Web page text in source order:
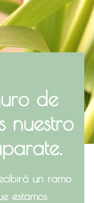
de
nuestro
un ramo
estamos